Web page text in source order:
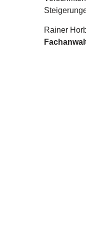
Rainer